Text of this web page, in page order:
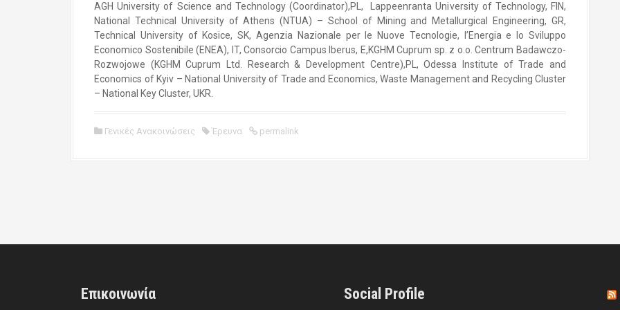
AGH University of Science and Technology (Coordinator),PL, Lappeenranta University of Technology, FIN,
National Technical University of Athens (NTUA) – School of Mining and Metallurgical Engineering, GR,
Technical University of Kosice, SK, Agenzia Nazionale per le Nuove Tecnologie, l’Energia e lo Sviluppo
Economico Sostenibile (ENEA), IT, Consorcio Campus Iberus, E,KGHM Cuprum sp. z o.o. Centrum Badawczo-
Rozwojowe (KGHM Cuprum Ltd. Research & Development Centre),PL, Odessa Institute of Trade and
Economics of Kyiv – National University of Trade and Economics, Waste Management and Recycling Cluster
– National Key Cluster, UKR.
Γενικές Ανακοινώσεις Έρευνα permalink
Επικοινωνία Social Profile